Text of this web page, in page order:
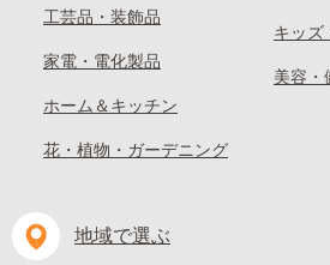
工芸品・装飾品
家電・電化製品
ホーム＆キッチン
花・植物・ガーデニング
キッズ
美容・
地域で選ぶ